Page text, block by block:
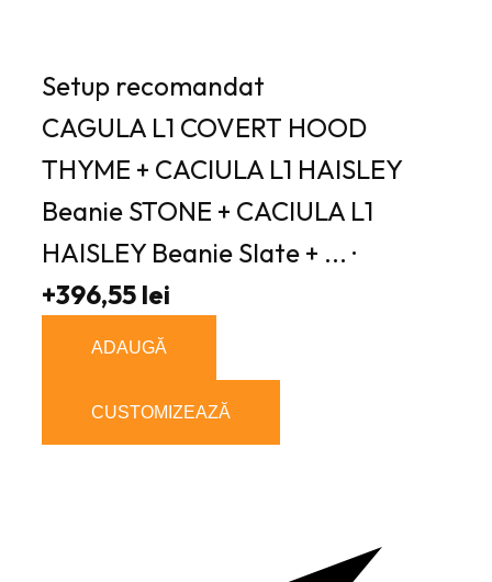
Setup recomandat
CAGULA L1 COVERT HOOD
THYME + CACIULA L1 HAISLEY
Beanie STONE + CACIULA L1
HAISLEY Beanie Slate + ... ·
+396,55 lei
ADAUGĂ
CUSTOMIZEAZĂ